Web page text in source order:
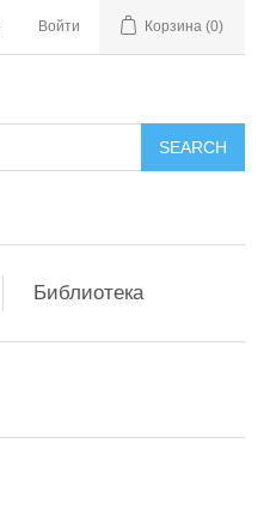
Войти Корзина (0)
Библиотека